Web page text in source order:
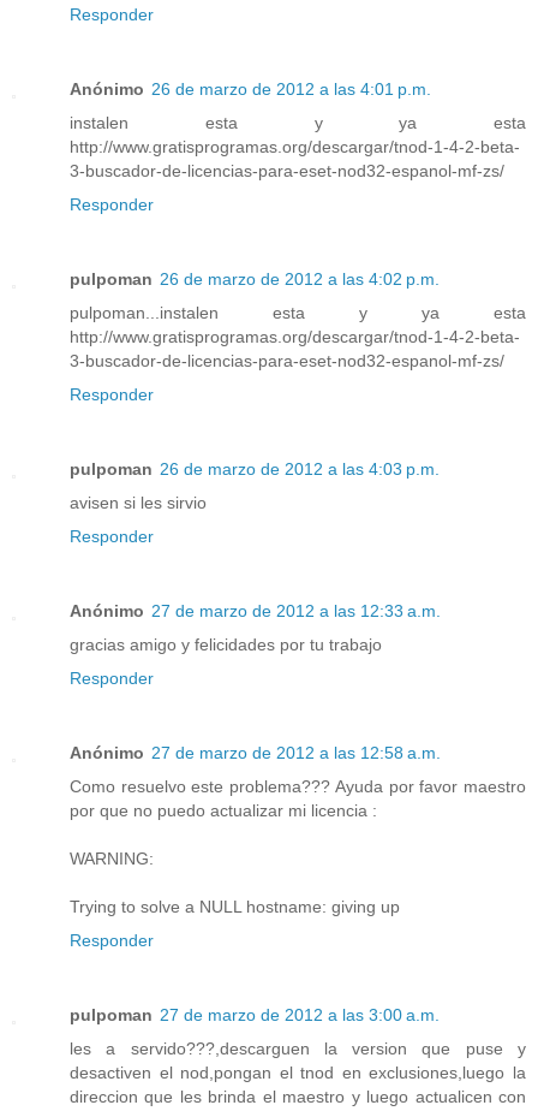
Responder
Anónimo 26 de marzo de 2012 a las 4:01 p.m.
instalen esta y ya esta
http://www.gratisprogramas.org/descargar/tnod-1-4-2-beta-
3-buscador-de-licencias-para-eset-nod32-espanol-mf-zs/
Responder
pulpoman 26 de marzo de 2012 a las 4:02 p.m.
pulpoman...instalen esta y ya esta
http://www.gratisprogramas.org/descargar/tnod-1-4-2-beta-
3-buscador-de-licencias-para-eset-nod32-espanol-mf-zs/
Responder
pulpoman 26 de marzo de 2012 a las 4:03 p.m.
avisen si les sirvio
Responder
Anónimo 27 de marzo de 2012 a las 12:33 a.m.
gracias amigo y felicidades por tu trabajo
Responder
Anónimo 27 de marzo de 2012 a las 12:58 a.m.
Como resuelvo este problema??? Ayuda por favor maestro
por que no puedo actualizar mi licencia :
WARNING:
Trying to solve a NULL hostname: giving up
Responder
pulpoman 27 de marzo de 2012 a las 3:00 a.m.
les a servido???,descarguen la version que puse y
desactiven el nod,pongan el tnod en exclusiones,luego la
direccion que les brinda el maestro y luego actualicen con